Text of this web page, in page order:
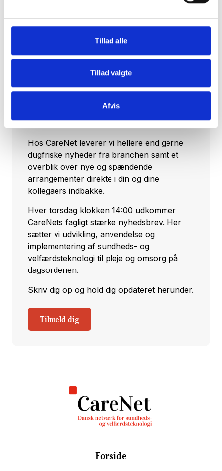
Tillad alle
Tillad valgte
Afvis
for sundheds- og velfærdsteknologien uge
efter uge?
Hos CareNet leverer vi hellere end gerne
dugfriske nyheder fra branchen samt et
overblik over nye og spændende
arrangementer direkte i din og dine
kollegaers indbakke.
Hver torsdag klokken 14:00 udkommer
CareNets fagligt stærke nyhedsbrev. Her
sætter vi udvikling, anvendelse og
implementering af sundheds- og
velfærdsteknologi til pleje og omsorg på
dagsordenen.
Skriv dig op og hold dig opdateret herunder.
Tilmeld dig
Forside